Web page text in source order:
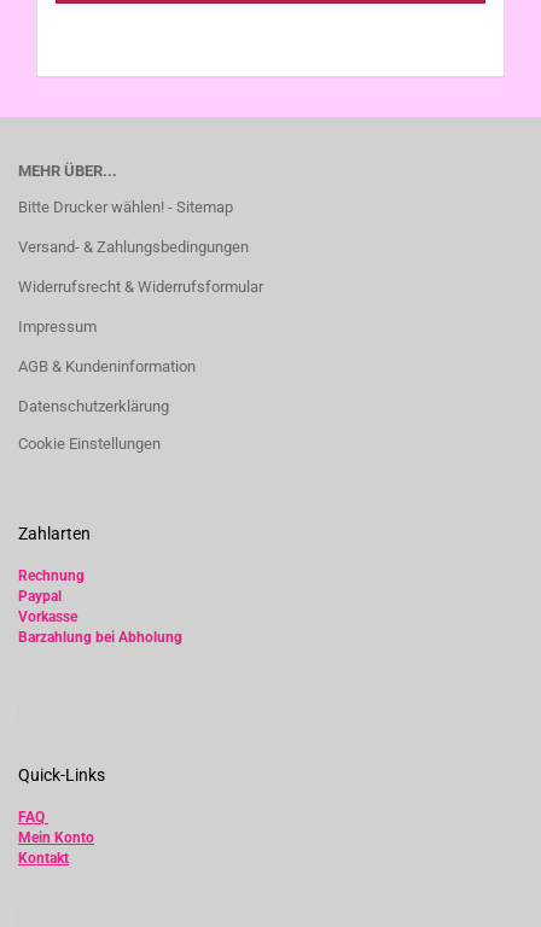
MEHR ÜBER...
Bitte Drucker wählen! - Sitemap
Versand- & Zahlungsbedingungen
Widerrufsrecht & Widerrufsformular
Impressum
AGB & Kundeninformation
Datenschutzerklärung
Cookie Einstellungen
Zahlarten
Rechnung
Paypal
Vorkasse
Barzahlung bei Abholung
Quick-Links
FAQ
Mein Konto
Kontakt